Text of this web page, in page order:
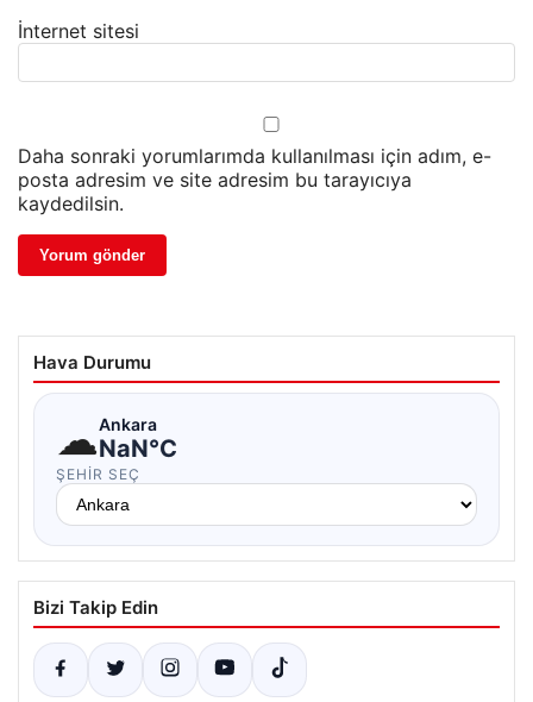
İnternet sitesi
Daha sonraki yorumlarımda kullanılması için adım, e-
posta adresim ve site adresim bu tarayıcıya
kaydedilsin.
Hava Durumu
☁Ankara
NaN°C
ŞEHIR SEÇ
Bizi Takip Edin